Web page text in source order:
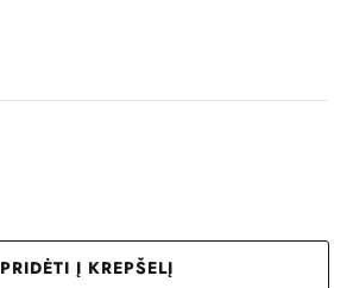
PRIDĖTI Į KREPŠELĮ